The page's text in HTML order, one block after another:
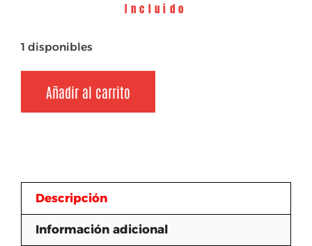
Incluido
1 disponibles
Añadir al carrito
Descripción
Información adicional